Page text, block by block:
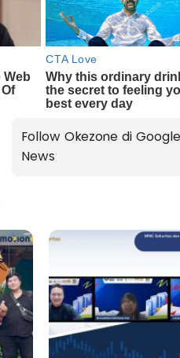
Follow Okezone di Google
News